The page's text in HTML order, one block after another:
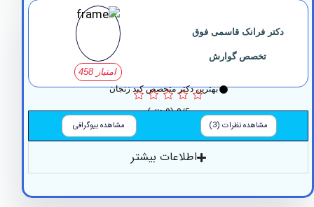
فرانک قاسمی فوق
تخصص گوارش
بهترین دکتر متخصص کبد زنجان
0/5 (0 نظر)
مشاهده نظرات (3) مشاهده بیوگرافی
اطلاعات بیشتر